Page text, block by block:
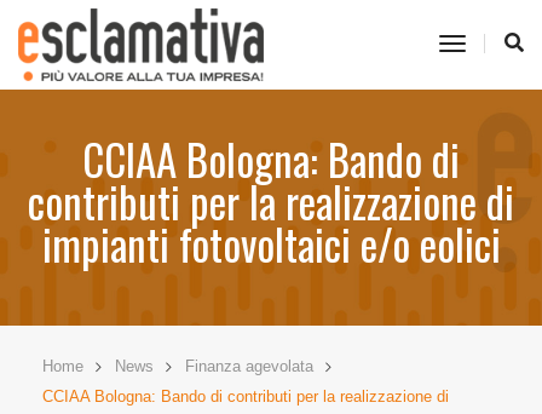
toggle
CCIAA Bologna: Bando di
contributi per la realizzazione di
impianti fotovoltaici e/o eolici
Home News
Finanza agevolata
CCIAA Bologna: Bando di contributi per la realizzazione di